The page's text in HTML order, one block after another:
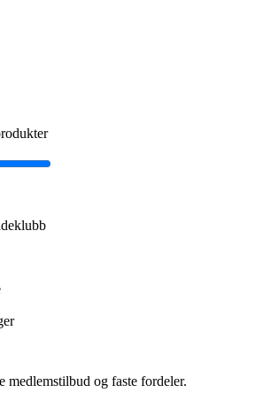
medlemstilbud og faste fordeler.